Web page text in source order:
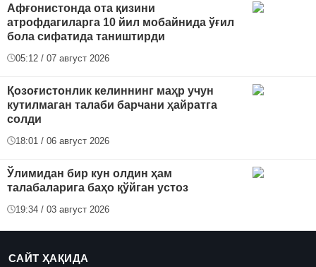
Афғонистонда ота қизини
атрофдагиларга 10 йил мобайнида ўғил
бола сифатида таништирди
05:12 / 07 август 2026
Қозоғистонлик келиннинг маҳр учун
кутилмаган талаби барчани ҳайратга
солди
18:01 / 06 август 2026
Ўлимидан бир кун олдин ҳам
талабаларига баҳо қўйган устоз
19:34 / 03 август 2026
САЙТ ҲАҚИДА